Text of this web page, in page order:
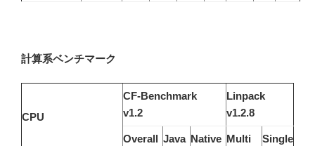
計算系ベンチマーク
CPU
CF-Benchmark
v1.2
Linpack
v1.2.8
Overall Java Native Multi Single